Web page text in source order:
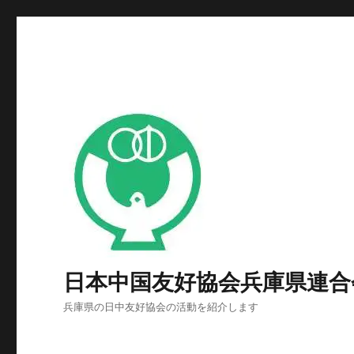
日本中国友好協会兵庫県連
兵庫県の日中友好協会の活動を紹介します